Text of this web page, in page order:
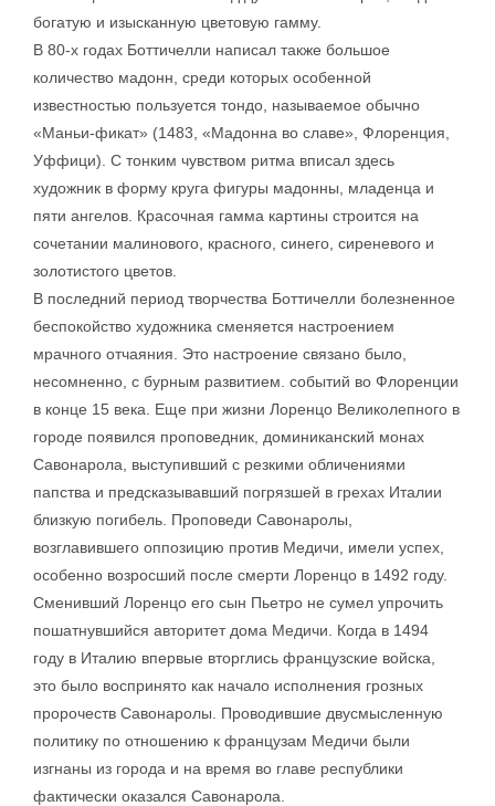
богатую и изысканную цветовую гамму.
В 80-х годах Боттичелли написал также большое
количество мадонн, среди которых особенной
известностью пользуется тондо, называемое обычно
«Маньи-фикат» (1483, «Мадонна во славе», Флоренция,
Уффици). С тонким чувством ритма вписал здесь
художник в форму круга фигуры мадонны, младенца и
пяти ангелов. Красочная гамма картины строится на
сочетании малинового, красного, синего, сиреневого и
золотистого цветов.
В последний период творчества Боттичелли болезненное
беспокойство художника сменяется настроением
мрачного отчаяния. Это настроение связано было,
несомненно, с бурным развитием. событий во Флоренции
в конце 15 века. Еще при жизни Лоренцо Великолепного в
городе появился проповедник, доминиканский монах
Савонарола, выступивший с резкими обличениями
папства и предсказывавший погрязшей в грехах Италии
близкую погибель. Проповеди Савонаролы,
возглавившего оппозицию против Медичи, имели успех,
особенно возросший после смерти Лоренцо в 1492 году.
Сменивший Лоренцо его сын Пьетро не сумел упрочить
пошатнувшийся авторитет дома Медичи. Когда в 1494
году в Италию впервые вторглись французские войска,
это было воспринято как начало исполнения грозных
пророчеств Савонаролы. Проводившие двусмысленную
политику по отношению к французам Медичи были
изгнаны из города и на время во главе республики
фактически оказался Савонарола.